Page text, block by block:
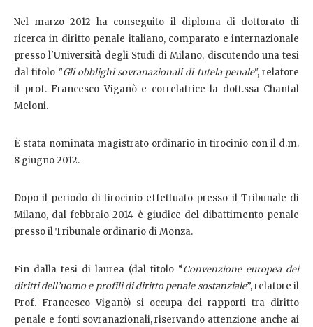
Nel marzo 2012 ha conseguito il diploma di dottorato di
ricerca in diritto penale italiano, comparato e internazionale
presso l'Università degli Studi di Milano, discutendo una tesi
dal titolo "Gli obblighi sovranazionali di tutela penale", relatore
il prof. Francesco Viganò e correlatrice la dott.ssa Chantal
Meloni.
È stata nominata magistrato ordinario in tirocinio con il d.m.
8 giugno 2012.
Dopo il periodo di tirocinio effettuato presso il Tribunale di
Milano, dal febbraio 2014 è giudice del dibattimento penale
presso il Tribunale ordinario di Monza.
Fin dalla tesi di laurea (dal titolo “Convenzione europea dei
diritti dell’uomo e profili di diritto penale sostanziale”, relatore il
Prof. Francesco Viganò) si occupa dei rapporti tra diritto
penale e fonti sovranazionali, riservando attenzione anche ai